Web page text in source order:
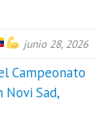
junio 28, 2026
Campeonato
Novi Sad,